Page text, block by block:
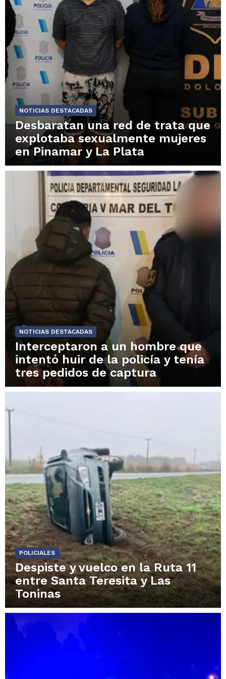
NOTICIAS DESTACADAS
Desbaratan una red de trata que
explotaba sexualmente mujeres
en Pinamar y La Plata
NOTICIAS DESTACADAS
Interceptaron a un hombre que
intentó huir de la policía y tenía
tres pedidos de captura
POLICIALES
Despiste y vuelco en la Ruta 11
entre Santa Teresita y Las
Toninas